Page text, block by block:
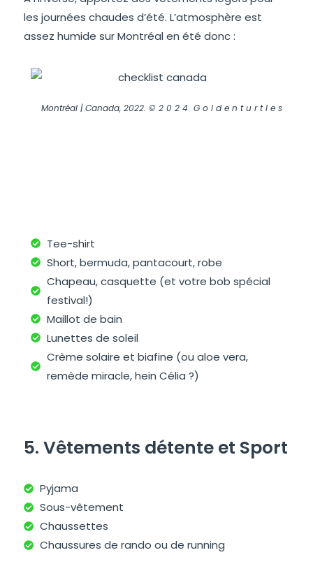
les journées chaudes d’été. L’atmosphère est
assez humide sur Montréal en été donc :
Montréal | Canada, 2022. © 2 0 2 4 G o l d e n t u r t l e s
Tee-shirt
Short, bermuda, pantacourt, robe
Chapeau, casquette (et votre bob spécial
festival!)
Maillot de bain
Lunettes de soleil
Crème solaire et biafine (ou aloe vera,
remède miracle, hein Célia ?)
5. Vêtements détente et Sport
Pyjama
Sous-vêtement
Chaussettes
Chaussures de rando ou de running